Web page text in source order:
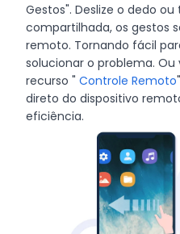
Gestos". Deslize o dedo
compartilhada, os gestos
remoto. Tornando fácil
solucionar o problema.
recurso " Controle Remoto
direto do dispositivo
eficiência.